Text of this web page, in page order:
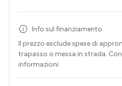
Info sul finanziamento
Il prezzo esclude spese di
trapasso o messa in strada.
informazioni